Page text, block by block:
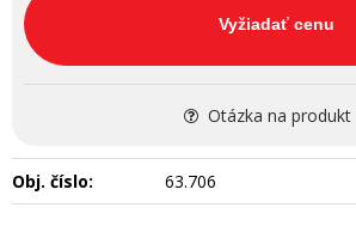
Vyžiadať cenu
Otázka na produkt
Obj. číslo: 63.706